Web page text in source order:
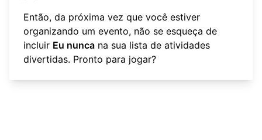
Então, da próxima vez que você estiver
organizando um evento, não se esqueça de
incluir Eu nunca na sua lista de atividades
divertidas. Pronto para jogar?